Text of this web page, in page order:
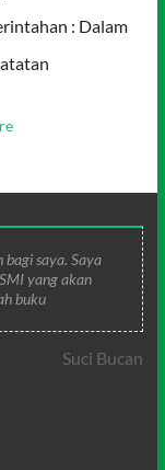
: Dalam
bagi saya. Saya
yang akan
buku
Suci Bucan